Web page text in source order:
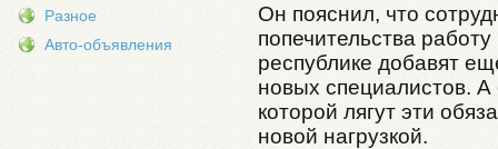
Разное
Авто-объявления
Он пояснил, что
попечительства
республике добавят
новых специалистов.
которой лягут эти
новой нагрузкой.